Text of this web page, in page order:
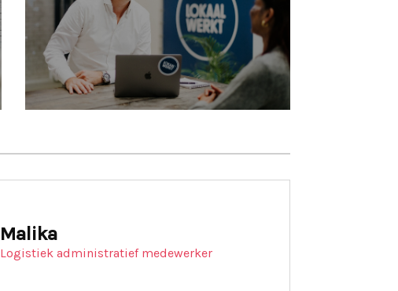
Malika
Logistiek administratief medewerker